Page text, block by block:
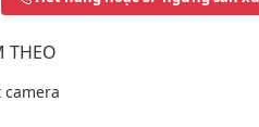
THEO
camera